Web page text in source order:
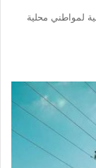
لمواطني محلية